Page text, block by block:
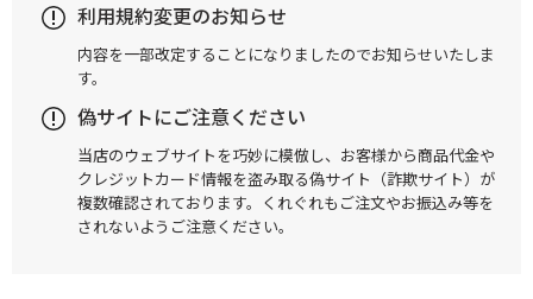
利用規約変更のお知らせ
内容を一部改定することになりましたのでお知らせいたしま
す。
偽サイトにご注意ください
当店のウェブサイトを巧妙に模倣し、お客様から商品代金や
クレジットカード情報を盗み取る偽サイト（詐欺サイト）が
複数確認されております。くれぐれもご注文やお振込み等を
されないようご注意ください。